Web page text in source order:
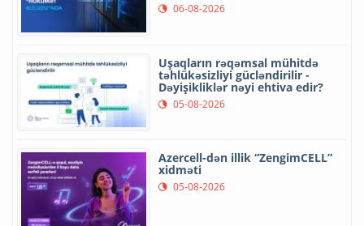
06-08-2026
Uşaqların rəqəmsal mühitdə
təhlükəsizliyi gücləndirilir -
Dəyişikliklər nəyi ehtiva edir?
05-08-2026
Azercell-dən illik “ZengimCELL”
xidməti
05-08-2026